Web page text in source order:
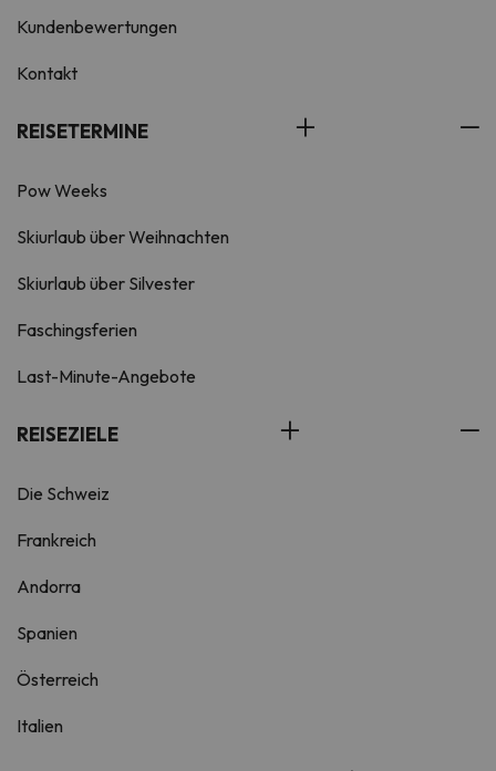
Kundenbewertungen
Kontakt
REISETERMINE
Pow Weeks
Skiurlaub über Weihnachten
Skiurlaub über Silvester
Faschingsferien
Last-Minute-Angebote
REISEZIELE
Die Schweiz
Frankreich
Andorra
Spanien
Österreich
Italien